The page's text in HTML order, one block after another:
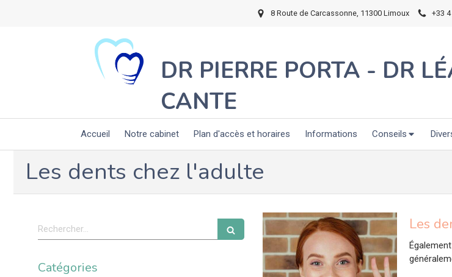
8 Route de Carcassonne, 11300 Limoux +33
DR PIERRE PORTA - DR
CANTE
Accueil Notre cabinet Plan d'accès et horaires Informations Conseils
Les dents chez l'adulte
Les
Rechercher
Catégories